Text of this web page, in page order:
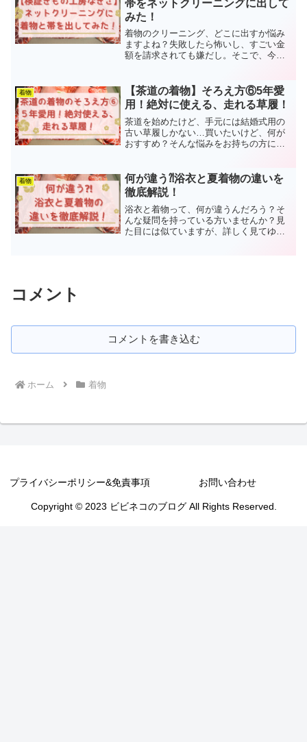
帯をネットクリーニングに出して
みた！
着物のクリーニング、どこに出すか悩み
ますよね？失敗したら怖いし、すごい金
額を請求されても嫌だし。そこで、今回
含めて紹介します！実際の請求金額も載
せているので、参考にして下さいね！
着物
【茶道の着物】そろえ方⑥5年愛
用！絶対に使える、走れる草履！
茶道を始めたけど、手元には結婚式用の
古い草履しかない…買いたいけど、何が
おすすめ？そんな悩みをお持ちの方に向
お稽古にも履ける、便利で高品質な草履
を解説します！
着物
何が違う⁈浴衣と夏着物の違いを
徹底解説！
浴衣と着物って、何が違うんだろう？そ
んな疑問を持っている方いませんか？見
た目には似ていますが、詳しく見てゆく
コメント
コメントを書き込む
ホーム 着物
プライバシーポリシー&免責事項 お問い合わせ
Copyright © 2023 ビビネコのブログ All Rights Reserved.